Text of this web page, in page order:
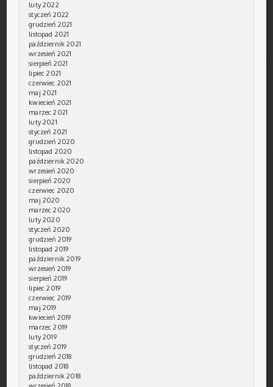
luty 2022
styczeń 2022
grudzień 2021
listopad 2021
październik 2021
wrzesień 2021
sierpień 2021
lipiec 2021
czerwiec 2021
maj 2021
kwiecień 2021
marzec 2021
luty 2021
styczeń 2021
grudzień 2020
listopad 2020
październik 2020
wrzesień 2020
sierpień 2020
czerwiec 2020
maj 2020
marzec 2020
luty 2020
styczeń 2020
grudzień 2019
listopad 2019
październik 2019
wrzesień 2019
sierpień 2019
lipiec 2019
czerwiec 2019
maj 2019
kwiecień 2019
marzec 2019
luty 2019
styczeń 2019
grudzień 2018
listopad 2018
październik 2018